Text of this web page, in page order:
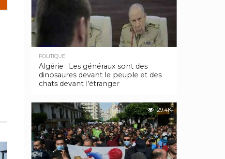
POLITIQUE
Algérie : Les généraux sont des
dinosaures devant le peuple et des
chats devant l’étranger
29.4K